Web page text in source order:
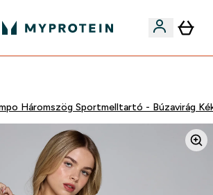
Háromszög Sportmelltartó - Búzavirág